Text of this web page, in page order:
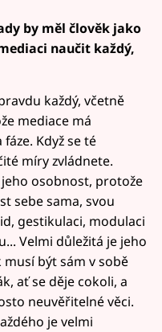
by měl člověk jako
naučit každý,
každý, včetně
mediace má
Když se té
míry zvládnete.
osobnost, protože
sebe sama, svou
gestikulaci, modulaci
Velmi důležitá je jeho
být sám v sobě
ať se děje cokoli, a
neuvěřitelné věci.
je velmi